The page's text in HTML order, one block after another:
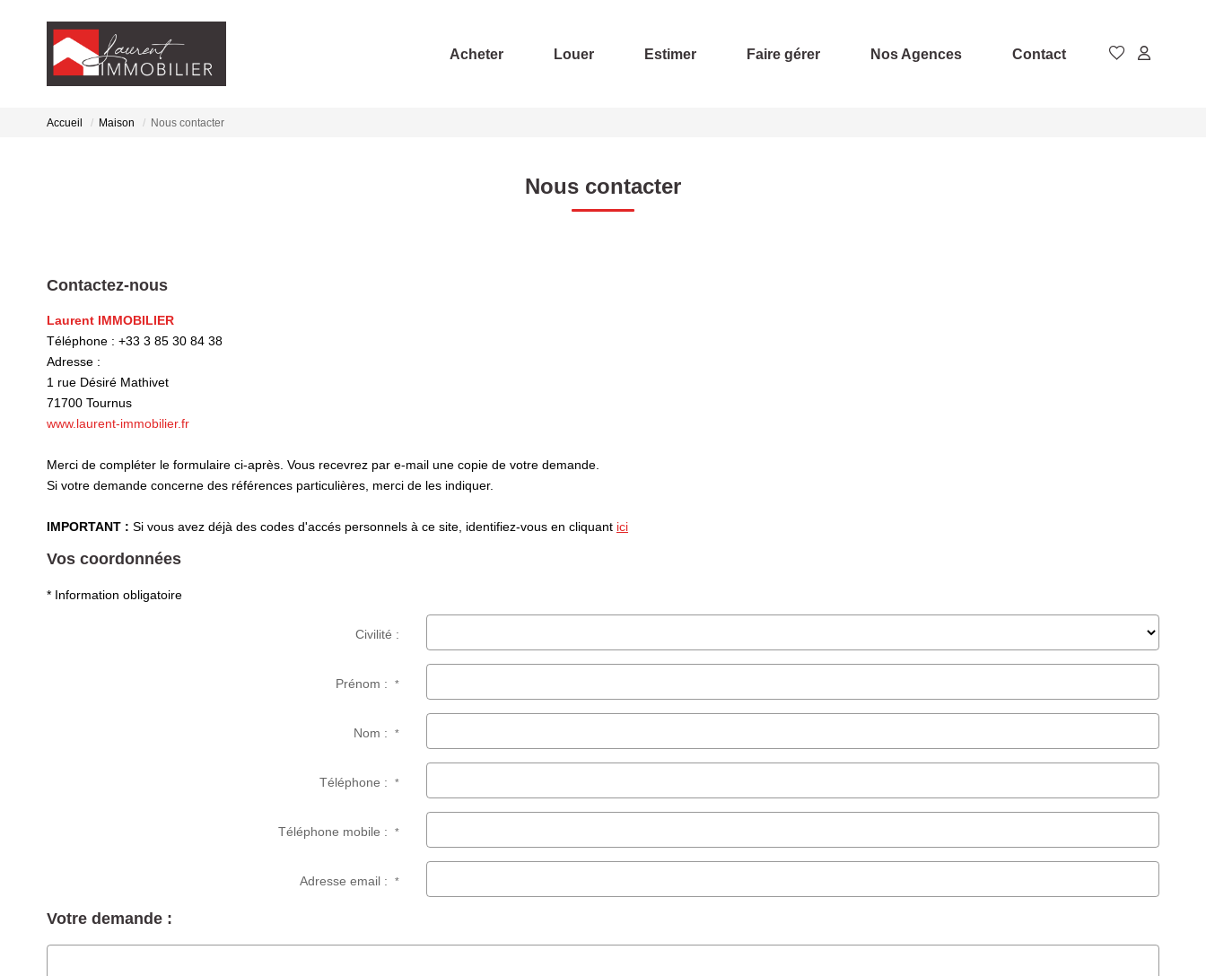
Acheter Louer Estimer Faire gérer Nos Agences Contact
Accueil Maison Nous contacter
Nous contacter
Contactez-nous
Laurent IMMOBILIER
Téléphone : +33 3 85 30 84 38
Adresse :
1 rue Désiré Mathivet
71700 Tournus
www.laurent-immobilier.fr
Merci de compléter le formulaire ci-après. Vous recevrez par e-mail une copie de votre demande.
Si votre demande concerne des références particulières, merci de les indiquer.
IMPORTANT : Si vous avez déjà des codes d'accés personnels à ce site, identifiez-vous en cliquant ici
Vos coordonnées
* Information obligatoire
Civilité :
Prénom :*
Nom :*
Téléphone :*
Téléphone mobile :*
Adresse email :*
Votre demande :